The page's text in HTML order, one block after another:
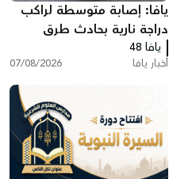
يافا: إصابة متوسطة لراكب
دراجة نارية بحادث طرق
يافا 48
أخبار يافا 07/08/2026